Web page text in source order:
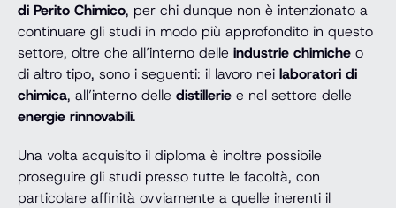
di Perito Chimico, per chi dunque non è intenzionato a
continuare gli studi in modo più approfondito in questo
settore, oltre che all’interno delle industrie chimiche o
di altro tipo, sono i seguenti: il lavoro nei laboratori di
chimica, all’interno delle distillerie e nel settore delle
energie rinnovabili.
Una volta acquisito il diploma è inoltre possibile
proseguire gli studi presso tutte le facoltà, con
particolare affinità ovviamente a quelle inerenti il